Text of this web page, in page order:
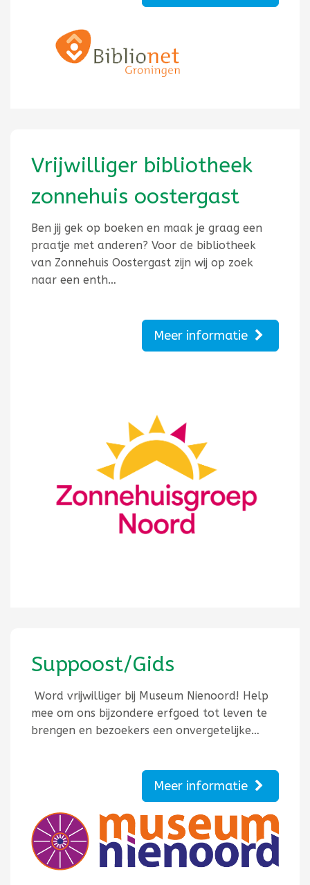
Vrijwilliger bibliotheek
zonnehuis oostergast
Ben jij gek op boeken en maak je graag een
praatje met anderen? Voor de bibliotheek
van Zonnehuis Oostergast zijn wij op zoek
naar een enth…
Meer informatie
Suppoost/Gids
Word vrijwilliger bij Museum Nienoord! Help
mee om ons bijzondere erfgoed tot leven te
brengen en bezoekers een onvergetelijke…
Meer informatie